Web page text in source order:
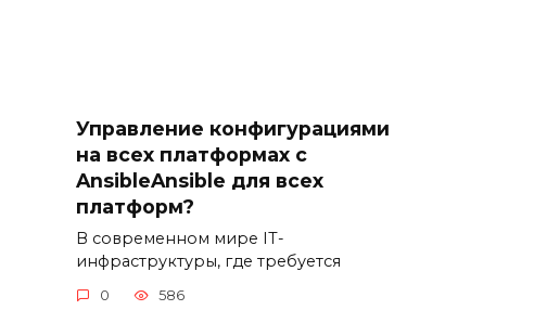
Управление конфигурациями
на всех платформах с
AnsibleAnsible для всех
платформ?
В современном мире IT-
инфраструктуры, где требуется
0 586